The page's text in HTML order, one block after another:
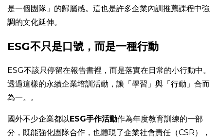
是一個團隊」的歸屬感。這也是許多企業內訓推薦課程中強
調的文化延伸。
ESG不只是口號，而是一種行動
ESG不該只停留在報告書裡，而是落實在日常的小行動中。
透過這樣的永續企業培訓活動，讓「學習」與「行動」合而
為一。。
國外不少企業都以ESG手作活動作為年度教育訓練的一部
分，既能強化團隊合作，也體現了企業社會責任（CSR）
，